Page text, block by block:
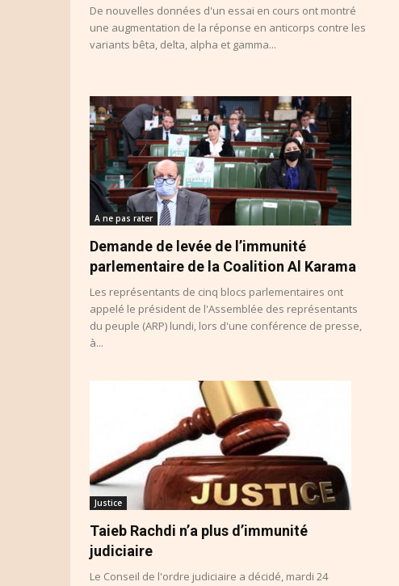
De nouvelles données d'un essai en cours ont montré
une augmentation de la réponse en anticorps contre les
variants bêta, delta, alpha et gamma...
A ne pas rater
Demande de levée de l’immunité
parlementaire de la Coalition Al Karama
Les représentants de cinq blocs parlementaires ont
appelé le président de l'Assemblée des représentants
du peuple (ARP) lundi, lors d'une conférence de presse,
à...
Justice
Taieb Rachdi n’a plus d’immunité
judiciaire
Le Conseil de l'ordre judiciaire a décidé, mardi 24